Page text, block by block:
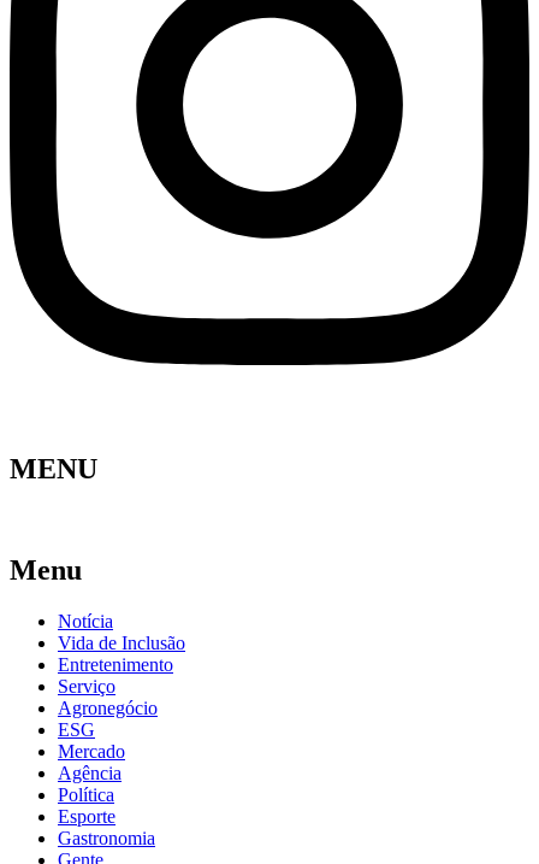
MENU
Menu
Notícia
Vida de Inclusão
Entretenimento
Serviço
Agronegócio
ESG
Mercado
Agência
Política
Esporte
Gastronomia